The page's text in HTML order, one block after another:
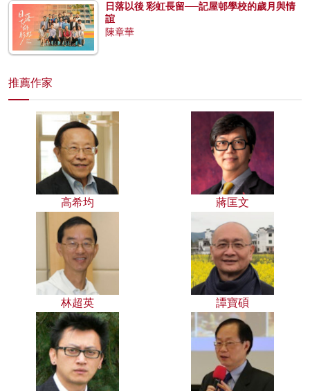
日落以後 彩虹長留──記屋邨學校的歲月與情
誼
陳章華
推薦作家
高希均 蔣匡文
林超英 譚寶碩